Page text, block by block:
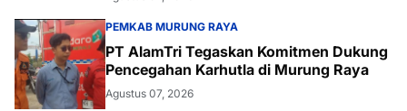
PEMKAB MURUNG RAYA
PT AlamTri Tegaskan Komitmen Dukung
Pencegahan Karhutla di Murung Raya
Agustus 07, 2026